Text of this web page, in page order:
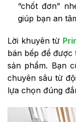
“chốt đơn”
giúp bạn an
Lời khuyên từ
bán bếp để được
sản phẩm. Bạn
chuyên sâu từ
lựa chọn đúng